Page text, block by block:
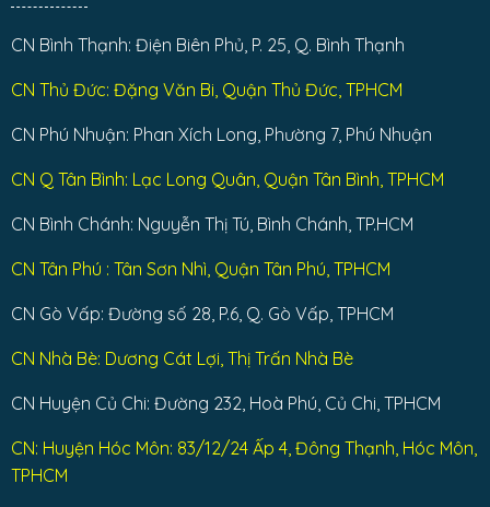
CN Bình Thạnh: Điện Biên Phủ, P. 25, Q. Bình Thạnh
CN Thủ Đức: Đặng Văn Bi, Quận Thủ Đức, TPHCM
CN Phú Nhuận: Phan Xích Long, Phường 7, Phú Nhuận
CN Q Tân Bình: Lạc Long Quân, Quận Tân Bình, TPHCM
CN Bình Chánh: Nguyễn Thị Tú, Bình Chánh, TP.HCM
CN Tân Phú : Tân Sơn Nhì, Quận Tân Phú, TPHCM
CN Gò Vấp: Đường số 28, P.6, Q. Gò Vấp, TPHCM
CN Nhà Bè: Dương Cát Lợi, Thị Trấn Nhà Bè
CN Huyện Củ Chi: Đường 232, Hoà Phú, Củ Chi, TPHCM
CN: Huyện Hóc Môn: 83/12/24 Ấp 4, Đông Thạnh, Hóc Môn,
TPHCM